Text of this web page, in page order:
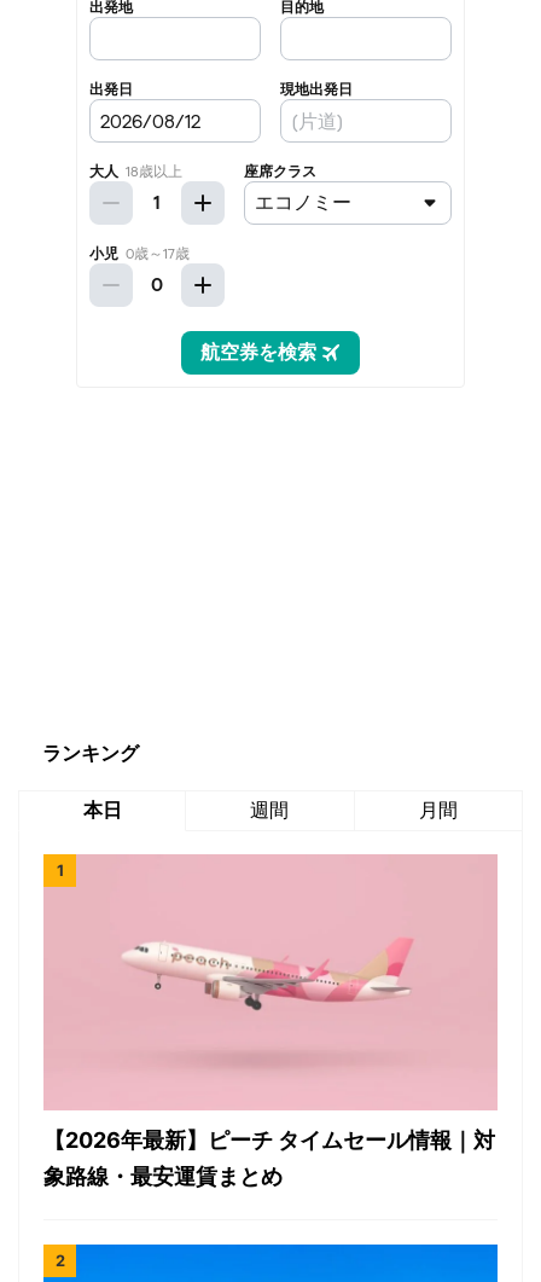
ランキング
本日 週間 月間
【2026年最新】ピーチ タイムセール情報｜対
象路線・最安運賃まとめ